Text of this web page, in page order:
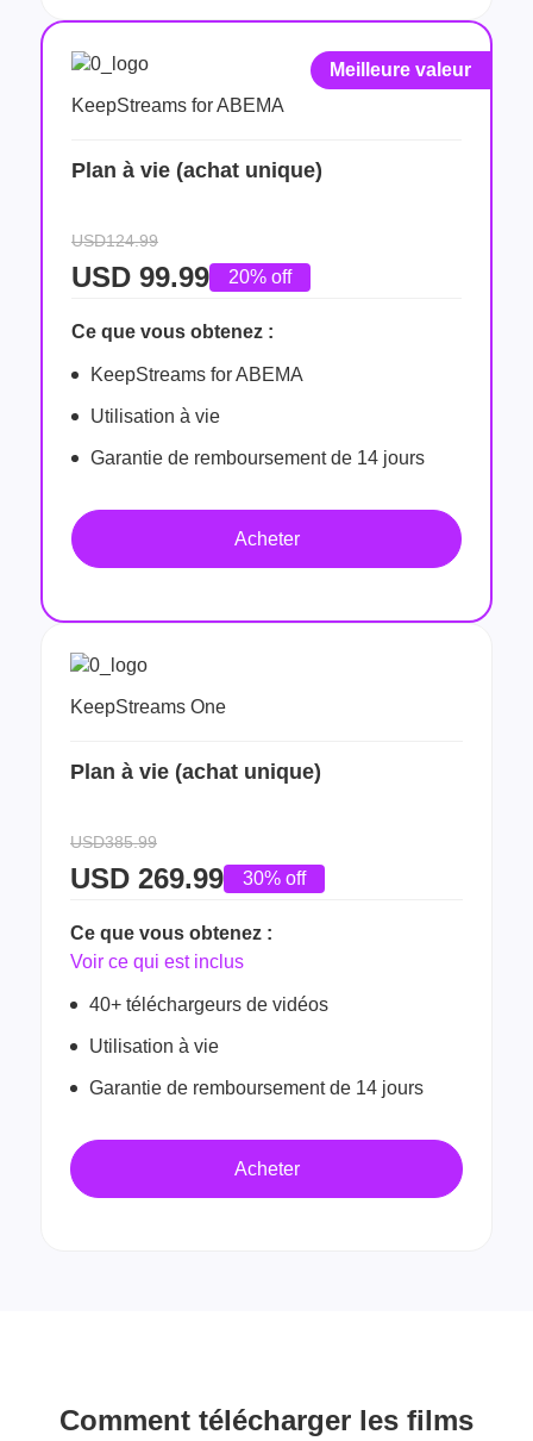
Meilleure valeur
KeepStreams for ABEMA
Plan à vie (achat unique)
USD124.99
USD 99.99 20% off
Ce que vous obtenez :
KeepStreams for ABEMA
Utilisation à vie
Garantie de remboursement de 14 jours
Acheter
KeepStreams One
Plan à vie (achat unique)
USD385.99
USD 269.99 30% off
Ce que vous obtenez :
Voir ce qui est inclus
40+ téléchargeurs de vidéos
Utilisation à vie
Garantie de remboursement de 14 jours
Acheter
Comment télécharger les films